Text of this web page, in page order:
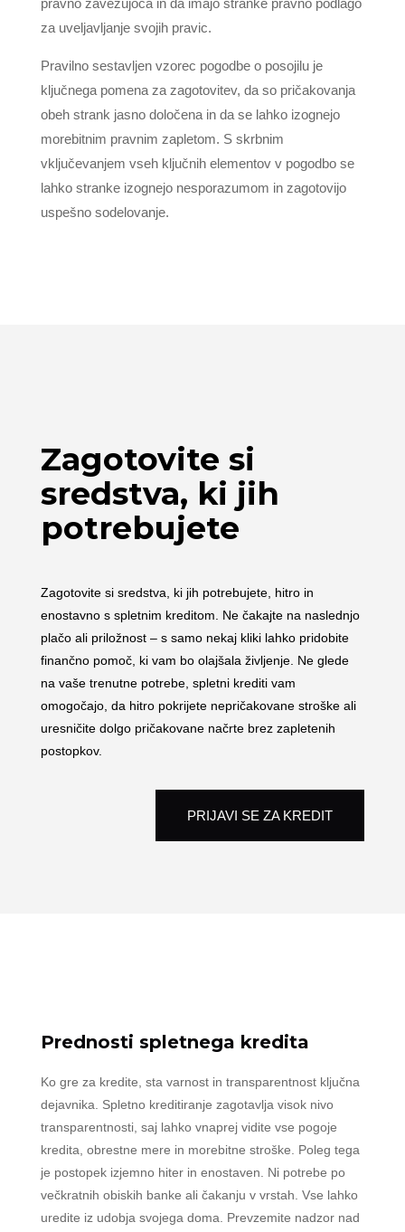
pravno zavezujoča in da imajo stranke pravno podlago
za uveljavljanje svojih pravic.
Pravilno sestavljen vzorec pogodbe o posojilu je
ključnega pomena za zagotovitev, da so pričakovanja
obeh strank jasno določena in da se lahko izognejo
morebitnim pravnim zapletom. S skrbnim
vključevanjem vseh ključnih elementov v pogodbo se
lahko stranke izognejo nesporazumom in zagotovijo
uspešno sodelovanje.
Zagotovite si
sredstva, ki jih
potrebujete
Zagotovite si sredstva, ki jih potrebujete, hitro in
enostavno s spletnim kreditom. Ne čakajte na naslednjo
plačo ali priložnost – s samo nekaj kliki lahko pridobite
finančno pomoč, ki vam bo olajšala življenje. Ne glede
na vaše trenutne potrebe, spletni krediti vam
omogočajo, da hitro pokrijete nepričakovane stroške ali
uresničite dolgo pričakovane načrte brez zapletenih
postopkov.
PRIJAVI SE ZA KREDIT
Prednosti spletnega kredita
Ko gre za kredite, sta varnost in transparentnost ključna
dejavnika. Spletno kreditiranje zagotavlja visok nivo
transparentnosti, saj lahko vnaprej vidite vse pogoje
kredita, obrestne mere in morebitne stroške. Poleg tega
je postopek izjemno hiter in enostaven. Ni potrebe po
večkratnih obiskih banke ali čakanju v vrstah. Vse lahko
uredite iz udobja svojega doma. Prevzemite nadzor nad